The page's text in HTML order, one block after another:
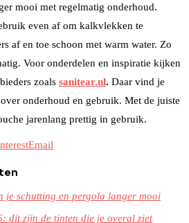
mooi met regelmatig onderhoud.
even af om kalkvlekken te
af en toe schoon met warm water. Zo
Voor onderdelen en inspiratie kijken
zoals sanitear.nl. Daar vind je
onderhoud en gebruik. Met de juiste
jarenlang prettig in gebruik.
Email
je schutting en pergola langer mooi
dit zijn de tinten die je overal ziet